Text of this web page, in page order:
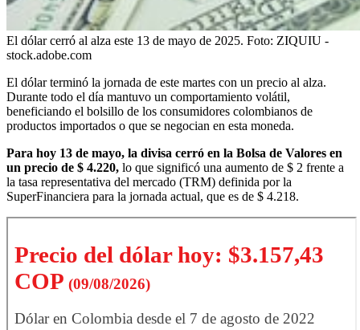
El dólar cerró al alza este 13 de mayo de 2025. Foto: ZIQUIU -
stock.adobe.com
El dólar terminó la jornada de este martes con un precio al alza.
Durante todo el día mantuvo un comportamiento volátil,
beneficiando el bolsillo de los consumidores colombianos de
productos importados o que se negocian en esta moneda.
Para hoy 13 de mayo, la divisa cerró en la Bolsa de Valores en
un precio de $ 4.220, lo que significó una aumento de $ 2 frente a
la tasa representativa del mercado (TRM) definida por la
SuperFinanciera para la jornada actual, que es de $ 4.218.